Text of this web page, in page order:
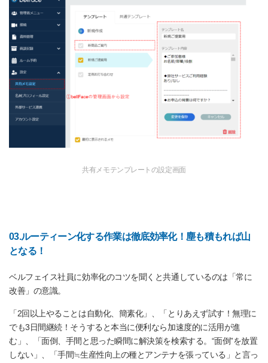
共有メモテンプレートの設定画面
03.ルーティーン化する作業は徹底効率化！塵も積もれば山
となる！
ベルフェイス社員に効率化のコツを聞くと共通しているのは「常に
改善」の意識。
「2回以上やることは自動化、簡素化」、「とりあえず試す！無理に
でも3日間継続！そうすると本当に便利なら加速度的に活用が進
む」、「面倒、手間と思った瞬間に解決策を検索する。“面倒”を放置
しない」、「手間≒生産性向上の種とアンテナを張っている」と言っ